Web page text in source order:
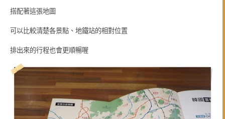
搭配著這張地圖
可以比較清楚各景點、地鐵站的相對位置
排出來的行程也會更順暢喔